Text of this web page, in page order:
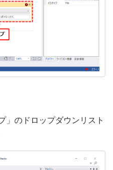
」のドロップダウンリスト